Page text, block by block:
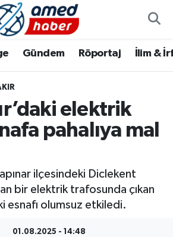
Gündem Röportaj İlim &
elektrik
pahalıya mal
ilçesindeki Diclekent
bir elektrik trafosunda çıkan
esnafı olumsuz etkiledi.
01.08.2025 - 14:48
Durumu
Vakitleri
Yoğunluk Haritası